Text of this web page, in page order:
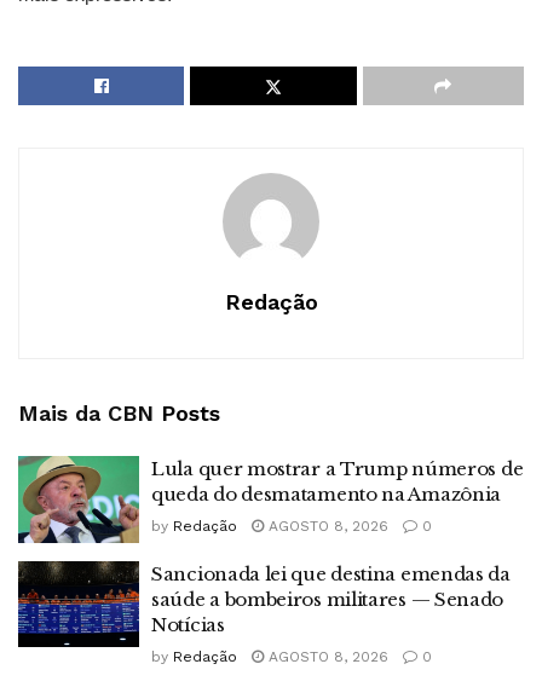
Redação
Mais da CBN Posts
Lula quer mostrar a Trump números de
queda do desmatamento na Amazônia
by Redação AGOSTO 8, 2026 0
Sancionada lei que destina emendas da
saúde a bombeiros militares — Senado
Notícias
by Redação AGOSTO 8, 2026 0